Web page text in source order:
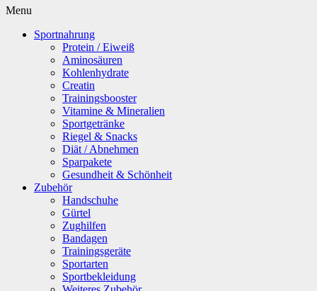
Menu
Sportnahrung
Protein / Eiweiß
Aminosäuren
Kohlenhydrate
Creatin
Trainingsbooster
Vitamine & Mineralien
Sportgetränke
Riegel & Snacks
Diät / Abnehmen
Sparpakete
Gesundheit & Schönheit
Zubehör
Handschuhe
Gürtel
Zughilfen
Bandagen
Trainingsgeräte
Sportarten
Sportbekleidung